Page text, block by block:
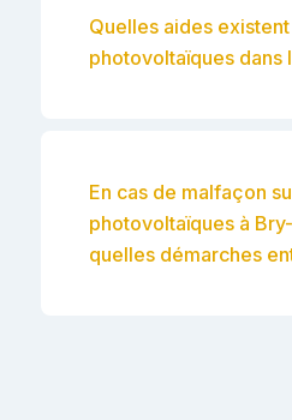
Quelles aides
photovoltaïques dans
En cas de malfaçon
photovoltaïques à
quelles démarches